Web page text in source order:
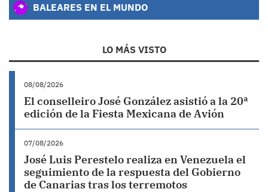
BALEARES EN EL MUNDO
LO MÁS VISTO
08/08/2026
El conselleiro José González asistió a la 20ª
edición de la Fiesta Mexicana de Avión
07/08/2026
José Luis Perestelo realiza en Venezuela el
seguimiento de la respuesta del Gobierno
de Canarias tras los terremotos